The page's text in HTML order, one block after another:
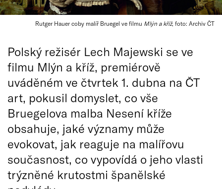
Rutger Hauer coby malíř Bruegel ve filmu Mlýn a kříž, foto: Archiv ČT
Polský režisér Lech Majewski se ve
filmu Mlýn a kříž, premiérově
uváděném ve čtvrtek 1. dubna na ČT
art, pokusil domyslet, co vše
Bruegelova malba Nesení kříže
obsahuje, jaké významy může
evokovat, jak reaguje na malířovu
současnost, co vypovídá o jeho vlasti
trýzněné krutostmi španělské